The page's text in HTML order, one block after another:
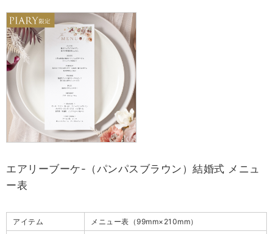
エアリーブーケ-（パンパスブラウン）結婚式 メニュ
ー表
アイテム
メニュー表（99mm×210mm）